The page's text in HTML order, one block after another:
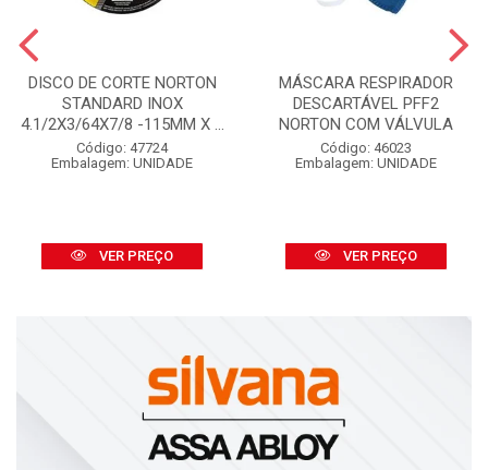
DISCO DE CORTE NORTON
STANDARD INOX
4.1/2X3/64X7/8 -115MM X ...
Código: 47724
Embalagem: UNIDADE
VER PREÇO
MÁSCARA RESPIRADOR
DESCARTÁVEL PFF2
NORTON COM VÁLVULA
Código: 46023
Embalagem: UNIDADE
VER PREÇO